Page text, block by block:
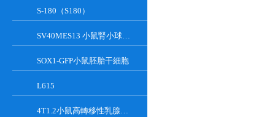
S-180（S180）
SV40MES13 小鼠腎小球系膜細胞
SOX1-GFP小鼠胚胎干細胞
L615
4T1.2小鼠高轉移性乳腺癌細胞